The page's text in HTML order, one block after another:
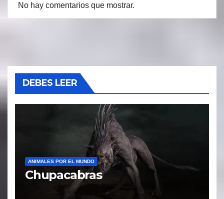
No hay comentarios que mostrar.
DEBES LEER
ANIMALES POR EL MUNDO
Chupacabras